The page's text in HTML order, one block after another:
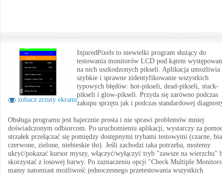
zobacz zrzuty ekranu
InjuredPixels to niewielki program służący do
testowania monitorów LCD pod kątem
na nich uszkodzonych pikseli. Aplikacja umożliwia
szybkie i sprawne zidentyfikowanie wszystkich
typowych błędów: hot-pikseli, dead-pikseli, stuck-
pikseli i glow-pikseli. Przyda się zarówno podczas
zakupu sprzętu jak i podczas standardowej
Obsługa programu jest bajecznie prosta i nie sprawi problemów mniej
doświadczonym odbiorcom. Po uruchomieniu aplikacji, wystarczy za
strzałek przełączać się pomiędzy dostępnymi trybami testowymi (czarne,
czerwone, zielone, niebieskie tło). Jeśli zachodzi taka potrzeba, możemy
ukryć/pokazać kursor myszy, włączyć/wyłączyć tryb "zawsze na wierzchu"
skorzystać z losowej barwy. Po zaznaczeniu opcji "Check Multiple
mamy natomiast możliwość jednoczesnego przetestowania wszystkich